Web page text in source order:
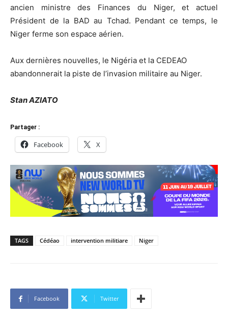
ancien ministre des Finances du Niger, et actuel
Président de la BAD au Tchad. Pendant ce temps, le
Niger ferme son espace aérien.
Aux dernières nouvelles, le Nigéria et la CEDEAO
abandonnerait la piste de l’invasion militaire au Niger.
Stan AZIATO
Partager :
Facebook X
TAGS Cédéao intervention militiare Niger
Facebook Twitter